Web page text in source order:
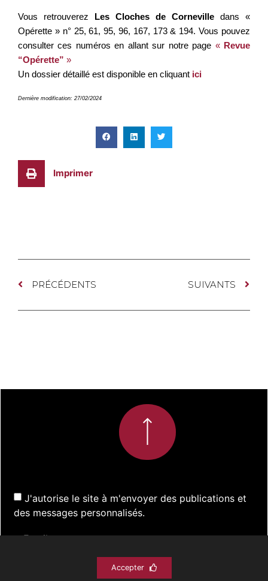
Vous retrouverez Les Cloches de Corneville dans «
Opérette » n° 25, 61, 95, 96, 167, 173 & 194. Vous pouvez
consulter ces numéros en allant sur notre page « Revue
“Opérette” »
Un dossier détaillé est disponible en cliquant ici
Dernière modification: 27/02/2024
Imprimer
PRÉCÉDENTS SUIVANTS
J'autorise le site à m'envoyer des publications et
des messages personnalisés.
S'inscrire
Accepter